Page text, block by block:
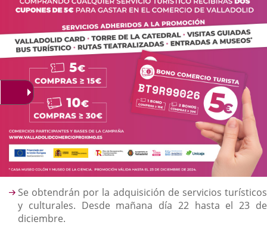
Descripción
Se obtendrán por la adquisición de servicios turísticos
y culturales. Desde mañana día 22 hasta el 23 de
diciembre.